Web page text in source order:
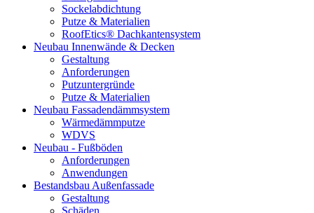
Sockelabdichtung
Putze & Materialien
RoofEtics® Dachkantensystem
Neubau Innenwände & Decken
Gestaltung
Anforderungen
Putzuntergründe
Putze & Materialien
Neubau Fassadendämmsystem
Wärmedämmputze
WDVS
Neubau - Fußböden
Anforderungen
Anwendungen
Bestandsbau Außenfassade
Gestaltung
Schäden